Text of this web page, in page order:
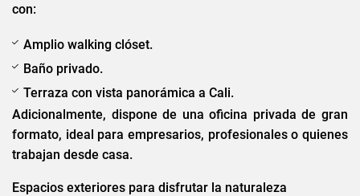
con:
Amplio walking clóset.
Baño privado.
Terraza con vista panorámica a Cali.
Adicionalmente, dispone de una oficina privada de gran
formato, ideal para empresarios, profesionales o quienes
trabajan desde casa.
Espacios exteriores para disfrutar la naturaleza